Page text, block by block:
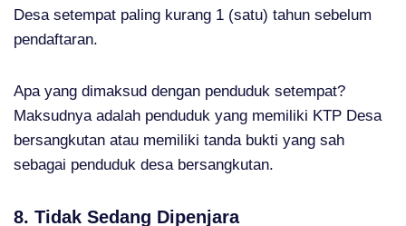
Desa setempat paling kurang 1 (satu) tahun sebelum
pendaftaran.
Apa yang dimaksud dengan penduduk setempat?
Maksudnya adalah penduduk yang memiliki KTP Desa
bersangkutan atau memiliki tanda bukti yang sah
sebagai penduduk desa bersangkutan.
8. Tidak Sedang Dipenjara